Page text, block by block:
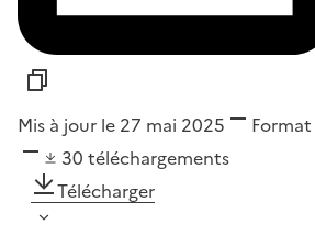
Mis à jour le 27 mai 2025 Format
30 téléchargements
Télécharger